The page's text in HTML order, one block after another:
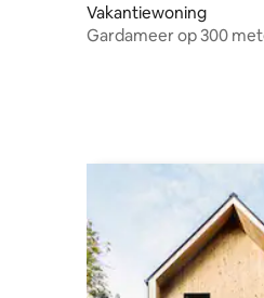
Vakantiewoning
Gardameer op 300